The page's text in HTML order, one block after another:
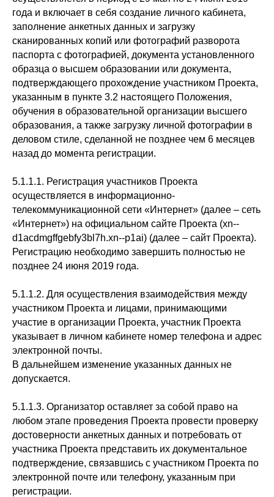
года и включает в себя создание личного кабинета,
заполнение анкетных данных и загрузку
сканированных копий или фотографий разворота
паспорта с фотографией, документа установленного
образца о высшем образовании или документа,
подтверждающего прохождение участником Проекта,
указанным в пункте 3.2 настоящего Положения,
обучения в образовательной организации высшего
образования, а также загрузку личной фотографии в
деловом стиле, сделанной не позднее чем 6 месяцев
назад до момента регистрации.
5.1.1.1. Регистрация участников Проекта
осуществляется в информационно-
телекоммуникационной сети «Интернет» (далее – сеть
«Интернет») на официальном сайте Проекта (xn--
d1acdmgffgebfy3bl7h.xn--p1ai) (далее – сайт Проекта).
Регистрацию необходимо завершить полностью не
позднее 24 июня 2019 года.
5.1.1.2. Для осуществления взаимодействия между
участником Проекта и лицами, принимающими
участие в организации Проекта, участник Проекта
указывает в личном кабинете номер телефона и адрес
электронной почты.
В дальнейшем изменение указанных данных не
допускается.
5.1.1.3. Организатор оставляет за собой право на
любом этапе проведения Проекта провести проверку
достоверности анкетных данных и потребовать от
участника Проекта представить их документальное
подтверждение, связавшись с участником Проекта по
электронной почте или телефону, указанным при
регистрации.